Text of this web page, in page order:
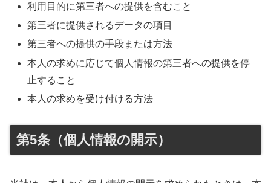
利用目的に第三者への提供を含むこと
第三者に提供されるデータの項目
第三者への提供の手段または方法
本人の求めに応じて個人情報の第三者への提供を停
止すること
本人の求めを受け付ける方法
第5条（個人情報の開示）